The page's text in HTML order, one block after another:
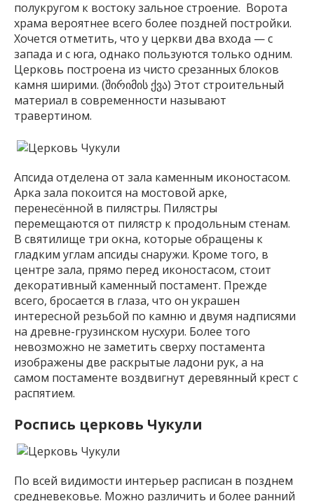
полукругом к востоку зальное строение. Ворота
храма вероятнее всего более поздней постройки.
Хочется отметить, что у церкви два входа — с
запада и с юга, однако пользуются только одним.
Церковь построена из чисто срезанных блоков
камня ширими. (შირიმის ქვა) Этот строительный
материал в современности называют
травертином.
Апсида отделена от зала каменным иконостасом.
Арка зала покоится на мостовой арке,
перенесённой в пилястры. Пилястры
перемещаются от пилястр к продольным стенам.
В святилище три окна, которые обращены к
гладким углам апсиды снаружи. Кроме того, в
центре зала, прямо перед иконостасом, стоит
декоративный каменный постамент. Прежде
всего, бросается в глаза, что он украшен
интересной резьбой по камню и двумя надписями
на древне-грузинском нусхури. Более того
невозможно не заметить сверху постамента
изображены две раскрытые ладони рук, а на
самом постаменте воздвигнут деревянный крест с
распятием.
Роспись церковь Чукули
По всей видимости интерьер расписан в позднем
средневековье. Можно различить и более ранний